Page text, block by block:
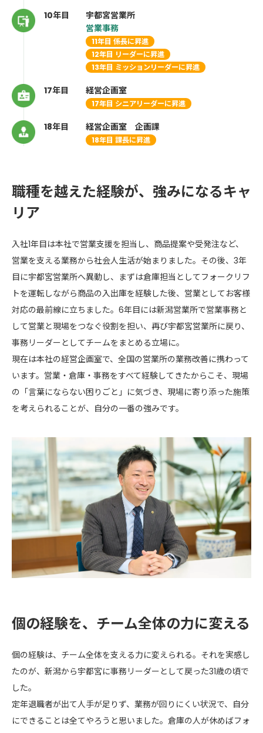
10年目
宇都宮営業所
営業事務
11年目 係長に昇進
12年目 リーダーに昇進
13年目 ミッションリーダーに昇進
17年目 経営企画室
17年目 シニアリーダーに昇進
18年目 経営企画室 企画課
18年目 課長に昇進
職種を越えた経験が、強みになるキャ
リア
入社1年目は本社で営業支援を担当し、商品提案や受発注など、
営業を支える業務から社会人生活が始まりました。その後、3年
目に宇都宮営業所へ異動し、まずは倉庫担当としてフォークリフ
トを運転しながら商品の入出庫を経験した後、営業としてお客様
対応の最前線に立ちました。6年目には新潟営業所で営業事務と
して営業と現場をつなぐ役割を担い、再び宇都宮営業所に戻り、
事務リーダーとしてチームをまとめる立場に。
現在は本社の経営企画室で、全国の営業所の業務改善に携わって
います。営業・倉庫・事務をすべて経験してきたからこそ、現場
の「言葉にならない困りごと」に気づき、現場に寄り添った施策
を考えられることが、自分の一番の強みです。
個の経験を、チーム全体の力に変える
個の経験は、チーム全体を支える力に変えられる。それを実感し
たのが、新潟から宇都宮に事務リーダーとして戻った31歳の頃で
した。
定年退職者が出て人手が足りず、業務が回りにくい状況で、自分
にできることは全てやろうと思いました。倉庫の人が休めばフォ